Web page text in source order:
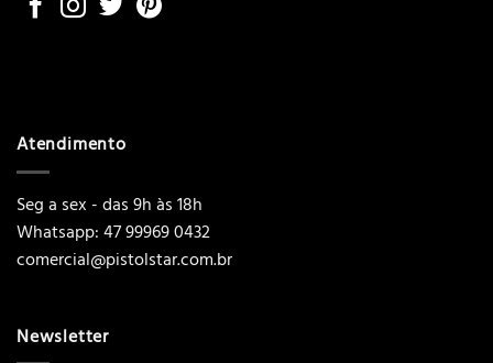
Atendimento
Seg a sex - das 9h às 18h
Whatsapp: 47 99969 0432
comercial@pistolstar.com.br
Newsletter